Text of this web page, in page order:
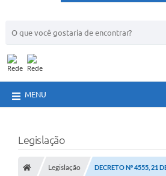
MENU
Legislação
Legislação DECRETO Nº 4555, 21